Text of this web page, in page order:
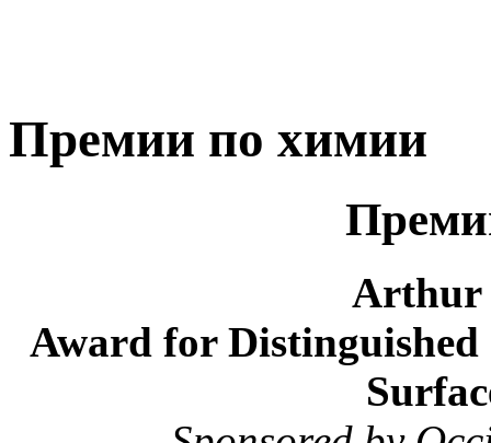
Премии по химии
Arthur
Award for Distinguished